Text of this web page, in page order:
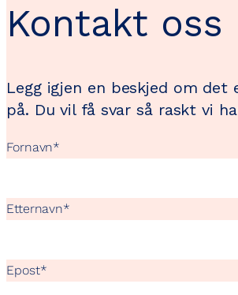
Kontakt oss
Legg igjen en beskjed om det
på. Du vil få svar så raskt vi
Fornavn*
Etternavn*
Epost*